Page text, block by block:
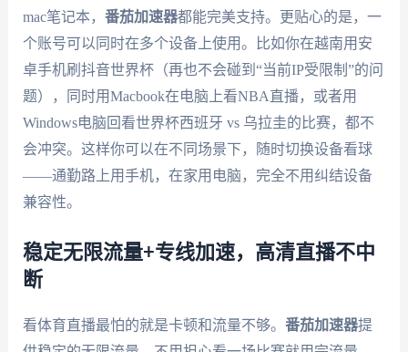
mac笔记本， 番茄加速器都能完美支持。更贴心的是，一
个账号可以同时在多个设备上使用。比如你在越南用安
卓手机刷抖音世界杯（再也不会碰到“当前IP受限制”的问
题），同时用Macbook在电脑上看NBA直播，或者用
Windows电脑回看世界杯西班牙 vs 乌拉圭的比赛，都不
会冲突。这样你可以在不同场景下，随时切换设备看球
——通勤路上用手机，在家用电脑，完全不用纠结设备
兼容性。
稳定无限流量+专线加速，高清直播不中
断
看体育直播最怕的就是卡顿和流量不够。 番茄加速器提